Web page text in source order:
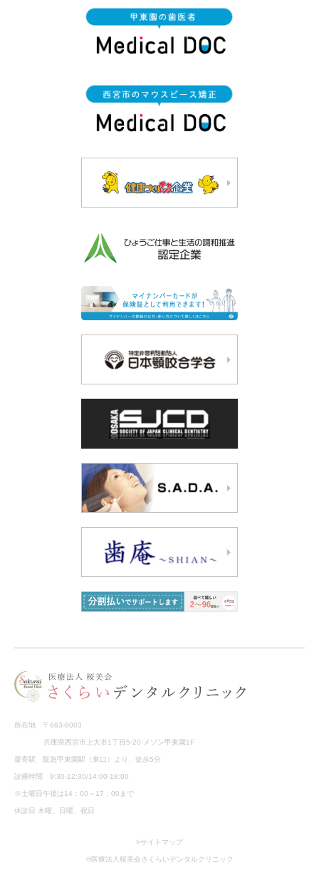
所在地 〒663-8003
兵庫県西宮市上大市1丁目5-20 メゾン甲東園1F
最寄駅 阪急甲東園駅（東口）より、徒歩5分
診療時間 9:30-12:30/14:00-18:00
※土曜日午後は14：00～17：00まで
休診日 木曜、日曜、祝日
>サイトマップ
©医療法人桜美会さくらいデンタルクリニック